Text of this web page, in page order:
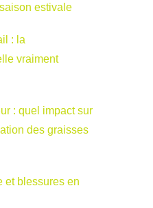
estivale
: la
vraiment
: quel impact sur
des graisses
et blessures en